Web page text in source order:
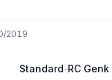
2019
Standard–RC Genk